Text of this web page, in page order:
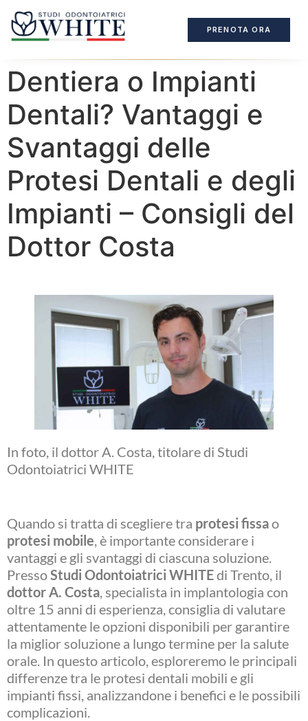
PRENOTA ORA
Dentiera o Impianti
Dentali? Vantaggi e
Svantaggi delle
Protesi Dentali e degli
Impianti – Consigli del
Dottor Costa
In foto, il dottor A. Costa, titolare di Studi
Odontoiatrici WHITE
Quando si tratta di scegliere tra protesi fissao
protesi mobile , è importante considerare i
vantaggi e gli svantaggi di ciascuna soluzione.
Presso Studi Odontoiatrici WHITEdi Trento, il
dottor A. Costa , specialista in implantologia con
oltre 15 anni di esperienza, consiglia di valutare
attentamente le opzioni disponibili per garantire
la miglior soluzione a lungo termine per la salute
orale. In questo articolo, esploreremo le principali
differenze tra le protesi dentali mobili e gli
impianti fissi, analizzandone i benefici e le possibili
complicazioni.